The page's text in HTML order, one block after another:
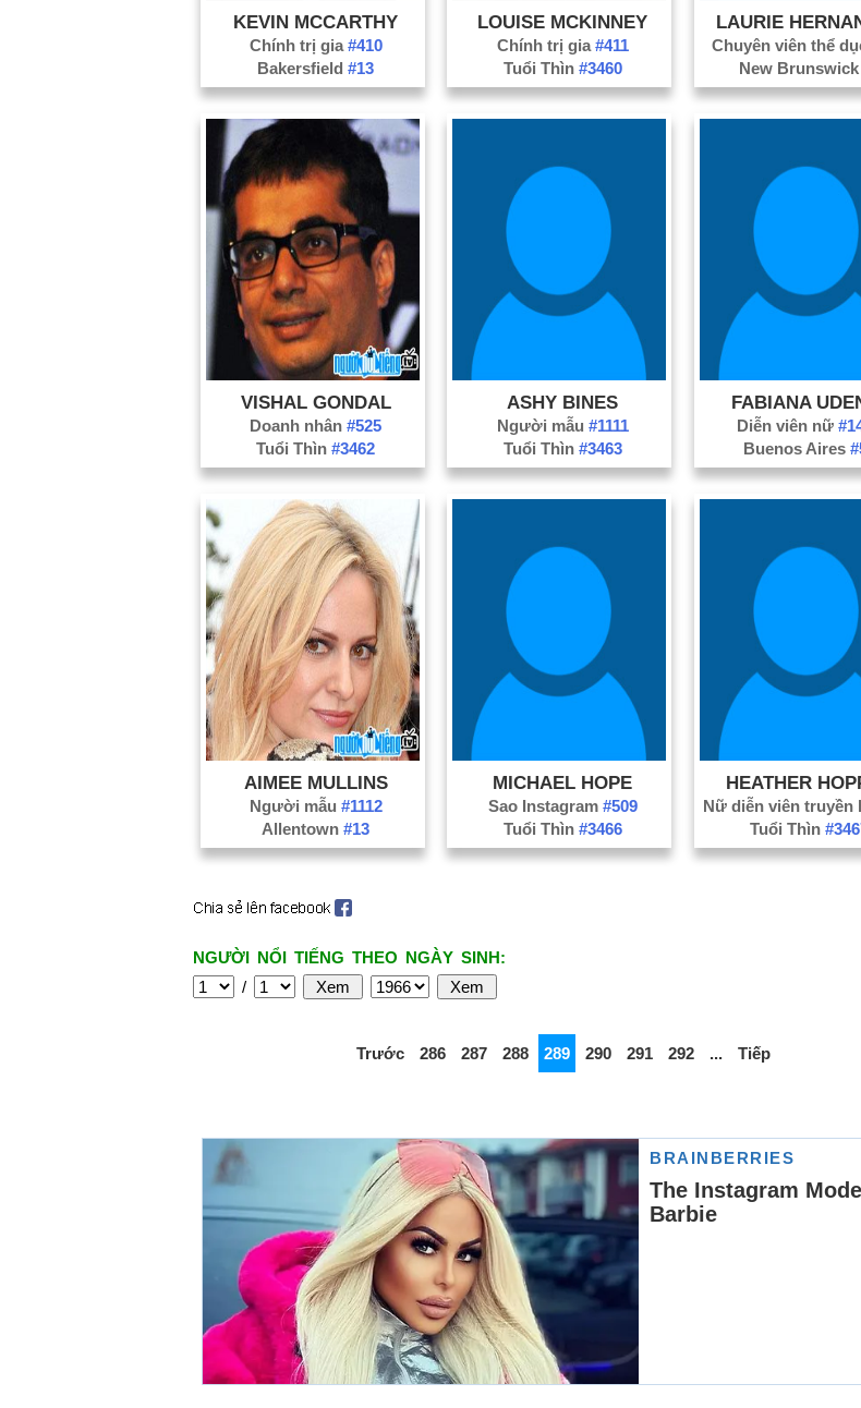
KEVIN MCCARTHY
Chính trị gia #410
Bakersfield#13
LOUISE MCKINNEY
Chính trị gia #411
Tuổi Thìn #3460
LAURIE
Chuyên viên thể
New Brunswick
VISHAL GONDAL
Doanh nhân#525
Tuổi Thìn#3462
ASHY BINES
Người mẫu #1111
Tuổi Thìn #3463
FABIANA
Diễn viên nữ
Buenos Aires
AIMEE MULLINS
Người mẫu #1112
Allentown#13
MICHAEL HOPE
Sao Instagram #509
Tuổi Thìn #3466
HEATHER
Tuổi Thìn
NGƯỜI NỔI TIẾNG THEO NGÀY SINH:
/
Trước 286 287 288 289 290 291 292 ... Tiếp